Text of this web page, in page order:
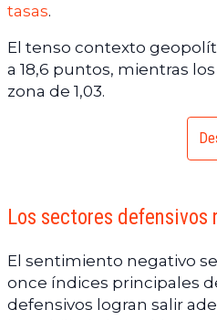
tasas.
El tenso contexto
a 18,6 puntos, mientras
zona de 1,03.
Los sectores
El sentimiento negativo
once índices principales
defensivos logran salir